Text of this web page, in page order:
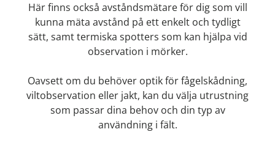
Här finns också avståndsmätare för dig som vill
kunna mäta avstånd på ett enkelt och tydligt
sätt, samt termiska spotters som kan hjälpa vid
observation i mörker.
Oavsett om du behöver optik för fågelskådning,
viltobservation eller jakt, kan du välja utrustning
som passar dina behov och din typ av
användning i fält.